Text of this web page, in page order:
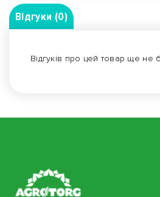
Відгуки (0)
Відгуків про цей товар ще не